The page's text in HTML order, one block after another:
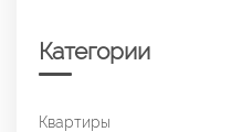
Категории
Квартиры